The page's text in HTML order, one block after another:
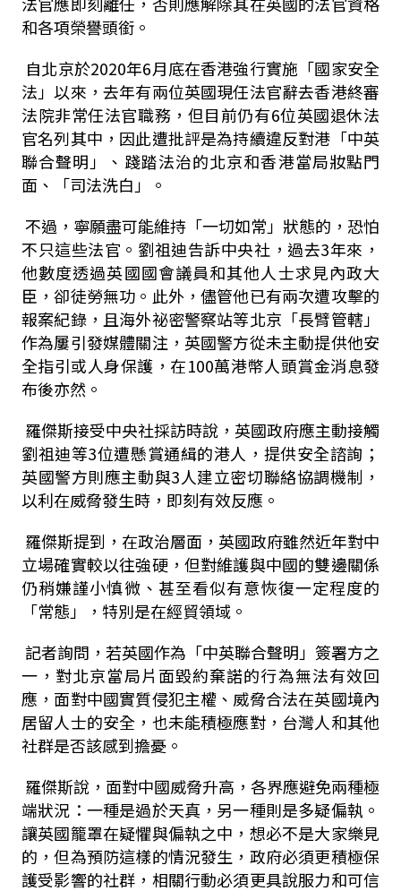
和各項榮譽頭銜。
自北京於2020年6月底在香港強行實施「國家安全
法」以來，去年有兩位英國現任法官辭去香港終審
法院非常任法官職務，但目前仍有6位英國退休法
官名列其中，因此遭批評是為持續違反對港「中英
聯合聲明」、踐踏法治的北京和香港當局妝點門
面、「司法洗白」。
不過，寧願盡可能維持「一切如常」狀態的，恐怕
不只這些法官。劉祖迪告訴中央社，過去3年來，
他數度透過英國國會議員和其他人士求見內政大
臣，卻徒勞無功。此外，儘管他已有兩次遭攻擊的
報案紀錄，且海外祕密警察站等北京「長臂管轄」
作為屢引發媒體關注，英國警方從未主動提供他安
全指引或人身保護，在100萬港幣人頭賞金消息發
布後亦然。
羅傑斯接受中央社採訪時說，英國政府應主動接觸
劉祖迪等3位遭懸賞通緝的港人，提供安全諮詢；
英國警方則應主動與3人建立密切聯絡協調機制，
以利在威脅發生時，即刻有效反應。
羅傑斯提到，在政治層面，英國政府雖然近年對中
立場確實較以往強硬，但對維護與中國的雙邊關係
仍稍嫌謹小慎微、甚至看似有意恢復一定程度的
「常態」，特別是在經貿領域。
記者詢問，若英國作為「中英聯合聲明」簽署方之
一，對北京當局片面毀約棄諾的行為無法有效回
應，面對中國實質侵犯主權、威脅合法在英國境內
居留人士的安全，也未能積極應對，台灣人和其他
社群是否該感到擔憂。
羅傑斯說，面對中國威脅升高，各界應避免兩種極
端狀況：一種是過於天真，另一種則是多疑偏執。
讓英國籠罩在疑懼與偏執之中，想必不是大家樂見
的，但為預防這樣的情況發生，政府必須更積極保
護受影響的社群，相關行動必須更具說服力和可信